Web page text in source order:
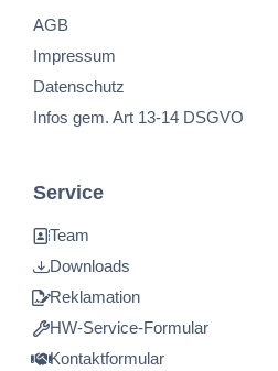
AGB
Impressum
Datenschutz
Infos gem. Art 13-14 DSGVO
Service
Team
Downloads
Reklamation
HW-Service-Formular
Kontaktformular